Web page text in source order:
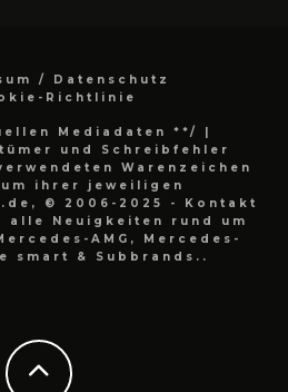
/ Datenschutz
Richtlinie
Mediadaten **/
|
und Schreibfehler
Warenzeichen
ihrer jeweiligen
© 2006-2025 - Kontakt
alle Neuigkeiten rund um
AMG, Mercedes-
smart & Subbrands..